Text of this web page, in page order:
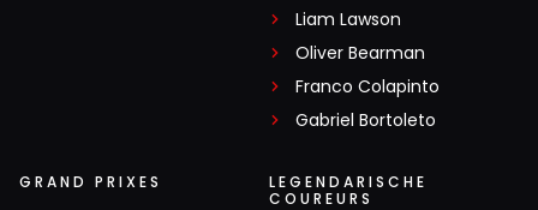
Liam Lawson
Oliver Bearman
Franco Colapinto
Gabriel Bortoleto
GRAND PRIXES
LEGENDARISCHE
COUREURS